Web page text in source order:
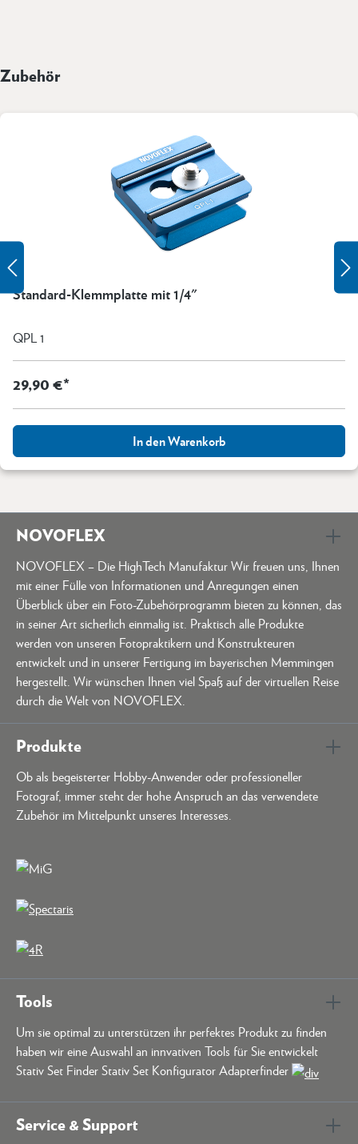
Zubehör
Standard-Klemmplatte mit 1/4"
QPL 1
29,90 €*
In den Warenkorb
NOVOFLEX
NOVOFLEX – Die HighTech Manufaktur Wir freuen uns, Ihnen
mit einer Fülle von Informationen und Anregungen einen
Überblick über ein Foto-Zubehörprogramm bieten zu können, das
in seiner Art sicherlich einmalig ist. Praktisch alle Produkte
werden von unseren Fotopraktikern und Konstrukteuren
entwickelt und in unserer Fertigung im bayerischen Memmingen
hergestellt. Wir wünschen Ihnen viel Spaß auf der virtuellen Reise
durch die Welt von NOVOFLEX.
Produkte
Ob als begeisterter Hobby-Anwender oder professioneller
Fotograf, immer steht der hohe Anspruch an das verwendete
Zubehör im Mittelpunkt unseres Interesses.
Tools
Um sie optimal zu unterstützen ihr perfektes Produkt zu finden
haben wir eine Auswahl an innvativen Tools für Sie entwickelt
Stativ Set Finder Stativ Set Konfigurator Adapterfinder
Service & Support